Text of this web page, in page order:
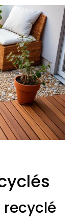
recyclé